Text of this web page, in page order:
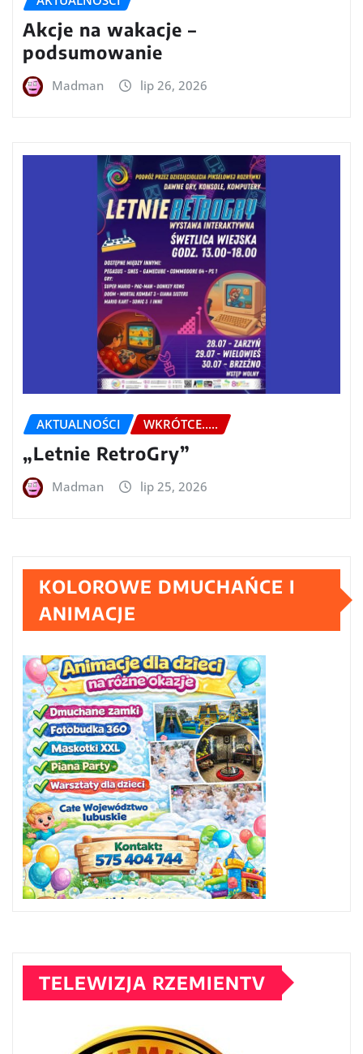
Akcje na wakacje –
podsumowanie
Madman lip 26, 2026
AKTUALNOŚCI WKRÓTCE.....
„Letnie RetroGry”
Madman lip 25, 2026
KOLOROWE DMUCHAŃCE I
ANIMACJE
TELEWIZJA RZEMIENTV